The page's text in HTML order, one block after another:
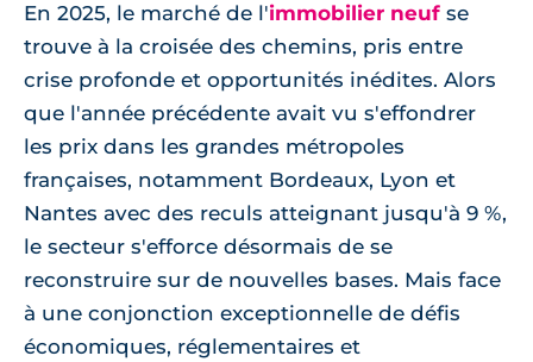
En 2025, le marché de l'immobilier neuf se
trouve à la croisée des chemins, pris entre
crise profonde et opportunités inédites. Alors
que l'année précédente avait vu s'effondrer
les prix dans les grandes métropoles
françaises, notamment Bordeaux, Lyon et
Nantes avec des reculs atteignant jusqu'à 9 %,
le secteur s'efforce désormais de se
reconstruire sur de nouvelles bases. Mais face
à une conjonction exceptionnelle de défis
économiques, réglementaires et